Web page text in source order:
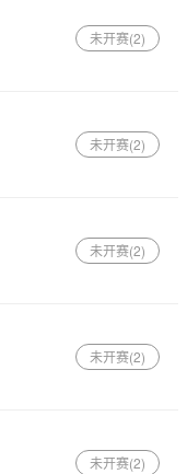
未开赛(2)
未开赛(2)
未开赛(2)
未开赛(2)
未开赛(2)